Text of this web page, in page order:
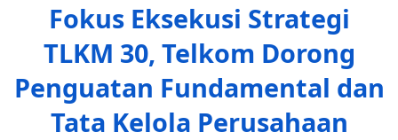
Fokus Eksekusi Strategi
TLKM 30, Telkom Dorong
Penguatan Fundamental dan
Tata Kelola Perusahaan